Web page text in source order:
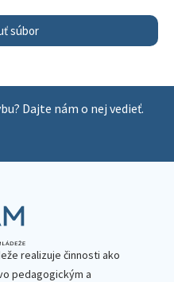
súbor
Dajte nám o nej vedieť.
realizuje činnosti ako
pedagogickým a